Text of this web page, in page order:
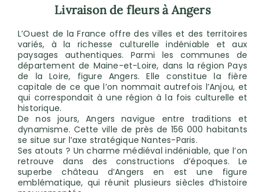
Livraison de fleurs à Angers
L’Ouest de la France offre des villes et des territoires
variés, à la richesse culturelle indéniable et aux
paysages authentiques. Parmi les communes de
département de Maine-et-Loire, dans la région Pays
de la Loire, figure Angers. Elle constitue la fière
capitale de ce que l’on nommait autrefois l’Anjou, et
qui correspondait à une région à la fois culturelle et
historique.
De nos jours, Angers navigue entre traditions et
dynamisme. Cette ville de près de 156 000 habitants
se situe sur l’axe stratégique Nantes-Paris.
Ses atouts ? Un charme médiéval indéniable, que l’on
retrouve dans des constructions d’époques. Le
superbe château d’Angers en est une figure
emblématique, qui réunit plusieurs siècles d’histoire